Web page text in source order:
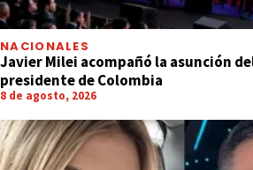
NACIONALES
Javier Milei acompañó la asunción
presidente de Colombia
8 de agosto, 2026